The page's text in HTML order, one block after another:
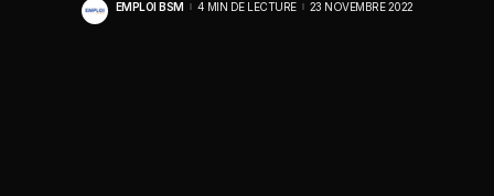
POSTED
EMPLOI BSM 4 MIN DE LECTURE 23 NOVEMBRE 2022